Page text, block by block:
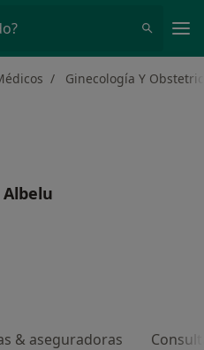
Ginecología Y
& aseguradoras